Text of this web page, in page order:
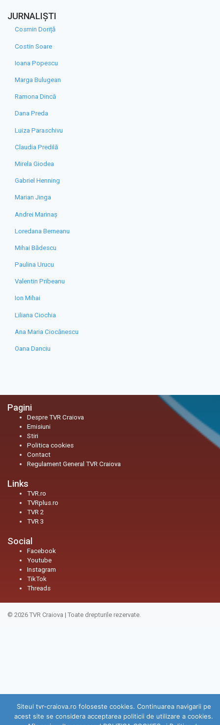
JURNALIȘTI
Cosmin Doriță
Costin Soare
Ioana Popescu
Marga Bulugean
Ramona Dincă
Dana Preda
Luiza Paraschivu
Claudia Predilă
Mirela Giodea
Gabriel Henning
Marian Jinga
Andrei Marinaș
Loredana Berneanu
Mihai Bădescu
Paulina Urucu
Valentin Pribeanu
Ion Mihai
Liliana Ciochia
Ana Maria Ciocănescu
Oana Danciu
Pagini
Despre TVR Craiova
Emisiuni
Stiri
Politica cookies
Contact
Regulament General TVR Craiova
Links
TVR.ro
TVRplus.ro
TVR 2
TVR 3
Social
Facebook
Youtube
Instagram
TikTok
Threads
© 2026 TVR Craiova | Toate drepturile rezervate.
Siteul tvr-craiova.ro foloseste cookies. Continuarea navigarii pe
acest site se considera acceptarea politicii de utilizare a cookies.